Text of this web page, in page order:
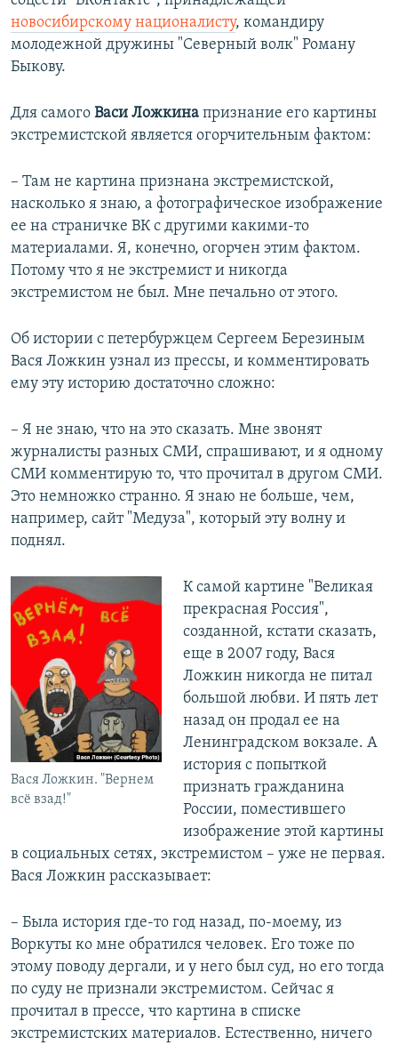
новосибирскому националисту, командиру
молодежной дружины "Северный волк" Роману
Быкову.
Для самого Васи Ложкина признание его картины
экстремистской является огорчительным фактом:
– Там не картина признана экстремистской,
насколько я знаю, а фотографическое изображение
ее на страничке ВК с другими какими-то
материалами. Я, конечно, огорчен этим фактом.
Потому что я не экстремист и никогда
экстремистом не был. Мне печально от этого.
Об истории с петербуржцем Сергеем Березиным
Вася Ложкин узнал из прессы, и комментировать
ему эту историю достаточно сложно:
– Я не знаю, что на это сказать. Мне звонят
журналисты разных СМИ, спрашивают, и я одному
СМИ комментирую то, что прочитал в другом СМИ.
Это немножко странно. Я знаю не больше, чем,
например, сайт "Медуза", который эту волну и
поднял.
Вася Ложкин. "Вернем
всё взад!"
К самой картине "Великая
прекрасная Россия",
созданной, кстати сказать,
еще в 2007 году, Вася
Ложкин никогда не питал
большой любви. И пять лет
назад он продал ее на
Ленинградском вокзале. А
история с попыткой
признать гражданина
России, поместившего
изображение этой картины
в социальных сетях, экстремистом – уже не первая.
Вася Ложкин рассказывает:
– Была история где-то год назад, по-моему, из
Воркуты ко мне обратился человек. Его тоже по
этому поводу дергали, и у него был суд, но его тогда
по суду не признали экстремистом. Сейчас я
прочитал в прессе, что картина в списке
экстремистских материалов. Естественно, ничего